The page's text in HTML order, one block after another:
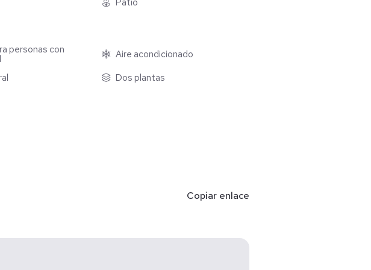
Patio
personas con
Aire acondicionado
Dos plantas
Copiar enlace